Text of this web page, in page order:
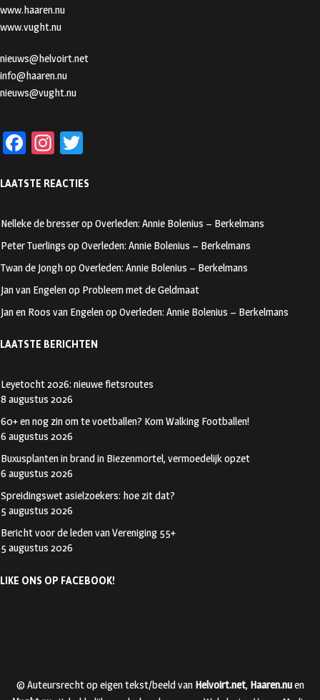
www.haaren.nu
www.vught.nu
nieuws@helvoirt.net
info@haaren.nu
nieuws@vught.nu
Fa
b
oo
k
In
ag
m
tt
LAATSTE REACTIES
Nelleke de bresserop Overleden: Annie Bolenius – Berkelmans
Peter Tuerlings op Overleden: Annie Bolenius – Berkelmans
Twan de Jonghop Overleden: Annie Bolenius – Berkelmans
Jan van Engelenop Probleem met de Geldmaat
Jan en Roos van Engelenop Overleden: Annie Bolenius – Berkelmans
LAATSTE BERICHTEN
Leyetocht 2026: nieuwe fietsroutes
8 augustus 2026
60+ en nog zin om te voetballen? Kom Walking Footballen!
6 augustus 2026
Buxusplanten in brand in Biezenmortel, vermoedelijk opzet
6 augustus 2026
Spreidingswet asielzoekers: hoe zit dat?
5 augustus 2026
Bericht voor de leden van Vereniging 55+
5 augustus 2026
LIKE ONS OP FACEBOOK!
© Auteursrecht op eigen tekst/beeld van Helvoirt.net, Haaren.nuen